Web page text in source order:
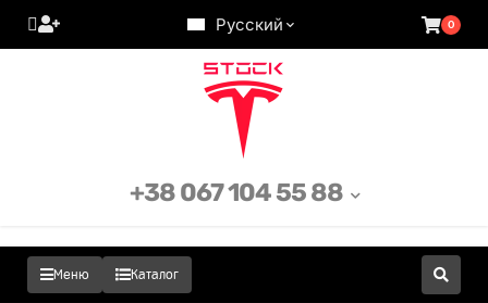
Русский 0
Меню Каталог
+38 067 104 55 88